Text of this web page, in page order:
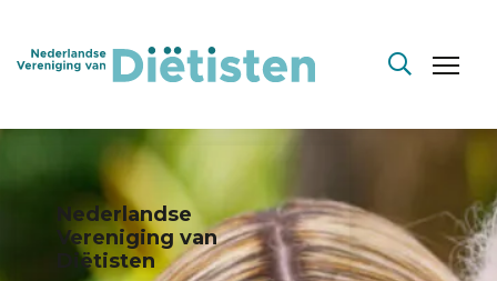
Nederlandse
Vereniging van
Diëtisten